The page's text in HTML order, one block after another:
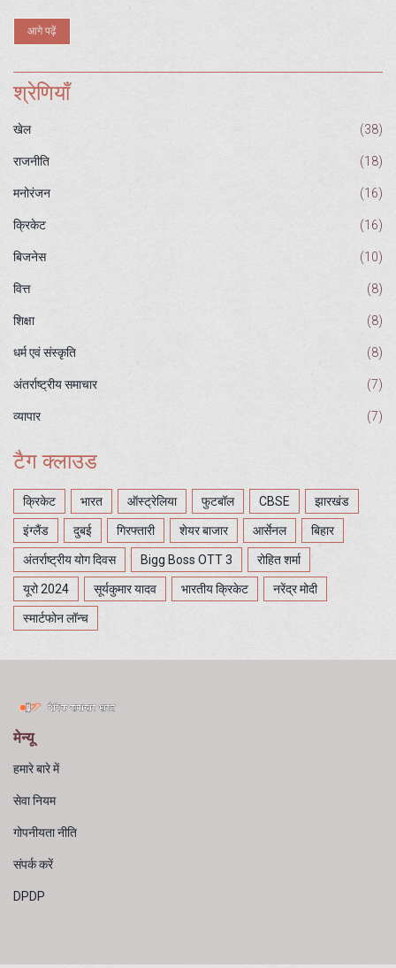
आगे पढ़ें
श्रेणियाँ
खेल (38)
राजनीति (18)
मनोरंजन (16)
क्रिकेट (16)
बिजनेस (10)
वित्त (8)
शिक्षा (8)
धर्म एवं संस्कृति (8)
अंतर्राष्ट्रीय समाचार (7)
व्यापार (7)
टैग क्लाउड
क्रिकेट भारत ऑस्ट्रेलिया फुटबॉल CBSE झारखंड
इंग्लैंड दुबई गिरफ्तारी शेयर बाजार आर्सेनल बिहार
अंतर्राष्ट्रीय योग दिवस Bigg Boss OTT 3 रोहित शर्मा
यूरो 2024 सूर्यकुमार यादव भारतीय क्रिकेट नरेंद्र मोदी
स्मार्टफोन लॉन्च
मेन्यू
हमारे बारे में
सेवा नियम
गोपनीयता नीति
संपर्क करें
DPDP